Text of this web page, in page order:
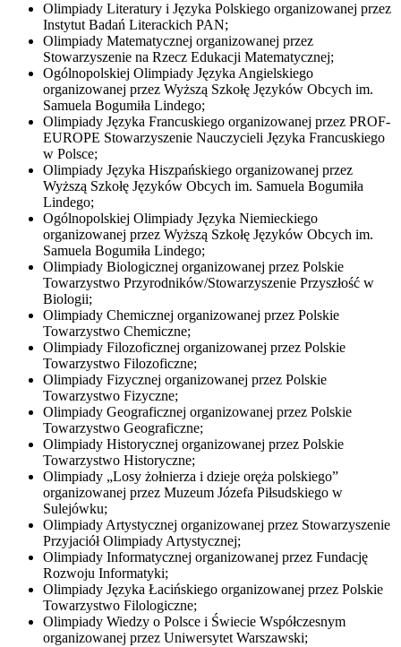
Olimpiady Literatury i Języka Polskiego organizowanej przez
Instytut Badań Literackich PAN;
Olimpiady Matematycznej organizowanej przez
Stowarzyszenie na Rzecz Edukacji Matematycznej;
Ogólnopolskiej Olimpiady Języka Angielskiego
organizowanej przez Wyższą Szkołę Języków Obcych im.
Samuela Bogumiła Lindego;
Olimpiady Języka Francuskiego organizowanej przez PROF-
EUROPE Stowarzyszenie Nauczycieli Języka Francuskiego
w Polsce;
Olimpiady Języka Hiszpańskiego organizowanej przez
Wyższą Szkołę Języków Obcych im. Samuela Bogumiła
Lindego;
Ogólnopolskiej Olimpiady Języka Niemieckiego
organizowanej przez Wyższą Szkołę Języków Obcych im.
Samuela Bogumiła Lindego;
Olimpiady Biologicznej organizowanej przez Polskie
Towarzystwo Przyrodników/Stowarzyszenie Przyszłość w
Biologii;
Olimpiady Chemicznej organizowanej przez Polskie
Towarzystwo Chemiczne;
Olimpiady Filozoficznej organizowanej przez Polskie
Towarzystwo Filozoficzne;
Olimpiady Fizycznej organizowanej przez Polskie
Towarzystwo Fizyczne;
Olimpiady Geograficznej organizowanej przez Polskie
Towarzystwo Geograficzne;
Olimpiady Historycznej organizowanej przez Polskie
Towarzystwo Historyczne;
Olimpiady „Losy żołnierza i dzieje oręża polskiego”
organizowanej przez Muzeum Józefa Piłsudskiego w
Sulejówku;
Olimpiady Artystycznej organizowanej przez Stowarzyszenie
Przyjaciół Olimpiady Artystycznej;
Olimpiady Informatycznej organizowanej przez Fundację
Rozwoju Informatyki;
Olimpiady Języka Łacińskiego organizowanej przez Polskie
Towarzystwo Filologiczne;
Olimpiady Wiedzy o Polsce i Świecie Współczesnym
organizowanej przez Uniwersytet Warszawski;